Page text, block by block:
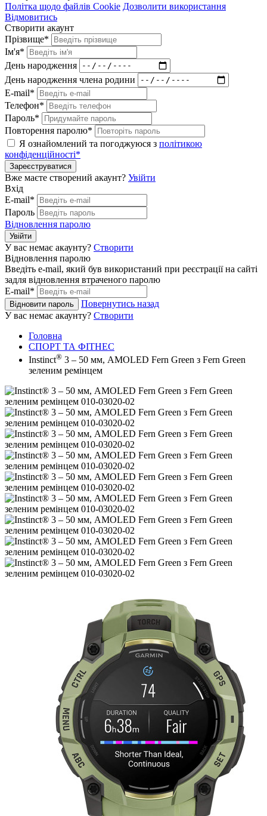
Політка щодо файлів Cookie Дозволити використання
Відмовитись
Створити акаунт
Прізвище*
Ім'я*
День народження
День народження члена родини
E-mail*
Телефон*
Пароль*
Повторення паролю*
Я ознайомлений та погоджуюся з політикою
конфіденційності*
Зареєструватися
Вже маєте створений акаунт? Увійти
Вхід
E-mail*
Пароль
Відновлення паролю
Увійти
У вас немає акаунту? Створити
Відновлення паролю
Введіть e-mail, який був використаний при реєстрації на сайті
задля відновлення втраченого паролю
E-mail*
Відновити пароль
Повернутись назад
У вас немає акаунту? Створити
Головна
СПОРТ ТА ФІТНЕС
Instinct® 3 – 50 мм, AMOLED Fern Green з Fern Green
зеленим ремінцем